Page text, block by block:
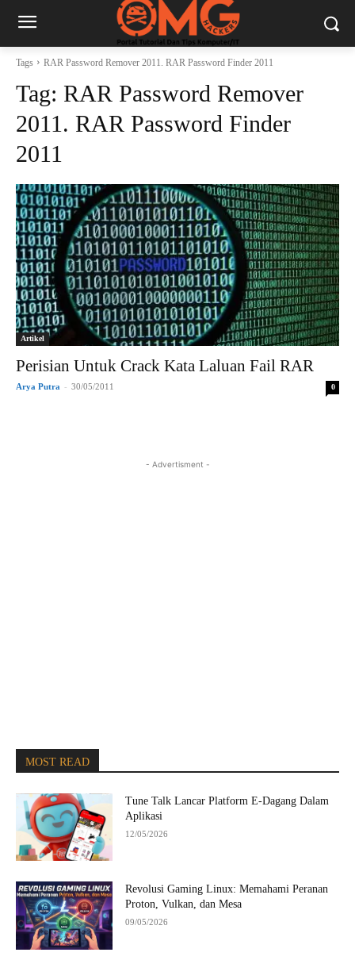
Tags RAR Password Remover 2011. RAR Password Finder 2011
Tag: RAR Password Remover
2011. RAR Password Finder
2011
Artikel
Perisian Untuk Crack Kata Laluan Fail RAR
Arya Putra - 30/05/2011 0
- Advertisment -
MOST READ
Tune Talk Lancar Platform E-Dagang Dalam
Aplikasi
12/05/2026
Revolusi Gaming Linux: Memahami Peranan
Proton, Vulkan, dan Mesa
09/05/2026